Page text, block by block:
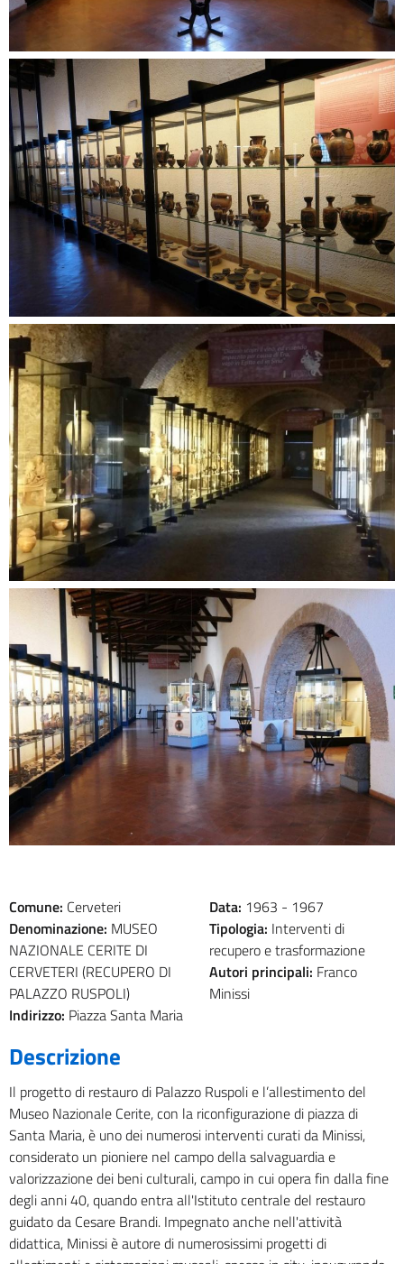
Comune: Cerveteri
Denominazione: MUSEO
NAZIONALE CERITE DI
CERVETERI (RECUPERO DI
PALAZZO RUSPOLI)
Indirizzo: Piazza Santa Maria
Data: 1963 - 1967
Tipologia: Interventi di
recupero e trasformazione
Autori principali:
Minissi
Descrizione
Il progetto di restauro di Palazzo Ruspoli e l’allestimento del
Museo Nazionale Cerite, con la riconfigurazione di piazza di
Santa Maria, è uno dei numerosi interventi curati da Minissi,
considerato un pioniere nel campo della salvaguardia e
valorizzazione dei beni culturali, campo in cui opera fin dalla fine
degli anni 40, quando entra all'Istituto centrale del restauro
guidato da Cesare Brandi. Impegnato anche nell'attività
didattica, Minissi è autore di numerosissimi progetti di